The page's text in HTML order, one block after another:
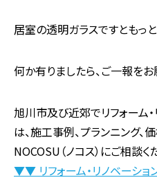
居室の透明ガラスですともっ
何か有りましたら、ご一報をお
旭川市及び近郊でリフォーム
は、施工事例、プランニング、
NOCOSU（ノコス）にご相談く
▼▼ リフォーム・リノベーシ